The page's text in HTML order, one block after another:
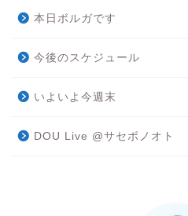
本日ボルガです
今後のスケジュール
いよいよ今週末
DOU Live @サセボノオト